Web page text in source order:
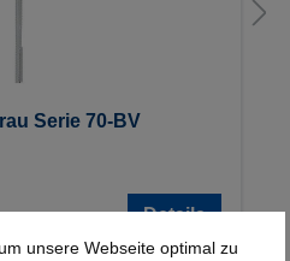
Serie 70-BV
Details
unsere Webseite optimal zu